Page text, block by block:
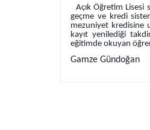
Açık Öğretim Lisesi
geçme ve kredi
mezuniyet kredisine
kayıt yenilediği
eğitimde okuyan
Gamze Gündoğan